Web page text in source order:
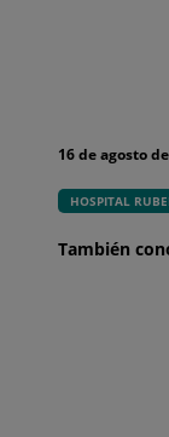
16 de agosto
HOSPITAL
También